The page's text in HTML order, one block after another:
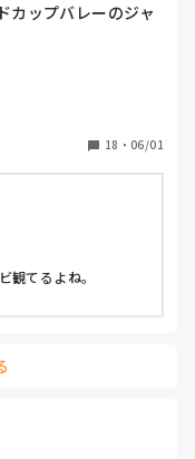
カップバレーのジャ
ツを着て介助しよ
浴の介助をしている
でしょ？去年のバ
達が応援してて、グ
った)あなたジャニ
好き？」と聞かれ、
バー3人の名前を言
人名前がでてけぇへ
櫻井くんと二宮くん
てしまった事等伝え
静香と結婚したんや
18 ・ 06/01
観てるよね。